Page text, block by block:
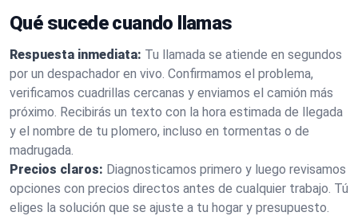
Qué sucede cuando llamas
Respuesta inmediata: Tu llamada se atiende en segundos
por un despachador en vivo. Confirmamos el problema,
verificamos cuadrillas cercanas y enviamos el camión más
próximo. Recibirás un texto con la hora estimada de llegada
y el nombre de tu plomero, incluso en tormentas o de
madrugada.
Precios claros: Diagnosticamos primero y luego revisamos
opciones con precios directos antes de cualquier trabajo. Tú
eliges la solución que se ajuste a tu hogar y presupuesto.